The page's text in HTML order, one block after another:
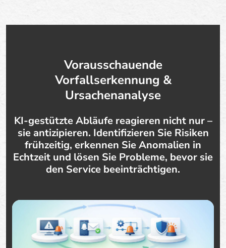
Vorausschauende
Vorfallserkennung &
Ursachenanalyse
KI-gestützte Abläufe reagieren nicht nur –
sie antizipieren. Identifizieren Sie Risiken
frühzeitig, erkennen Sie Anomalien in
Echtzeit und lösen Sie Probleme, bevor sie
den Service beeinträchtigen.